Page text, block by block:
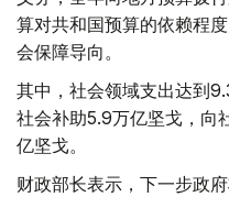
算对共和国预算的依赖程
会保障导向。
其中，社会领域支出达到
社会补助5.9万亿坚戈，向
亿坚戈。
财政部长表示，下一步政